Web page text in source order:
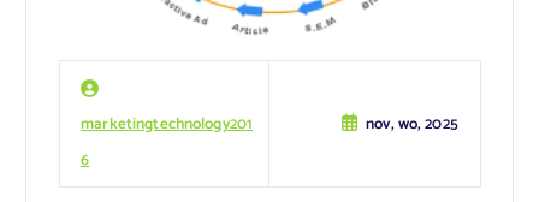
marketingtechnology201
6
nov, wo, 2025